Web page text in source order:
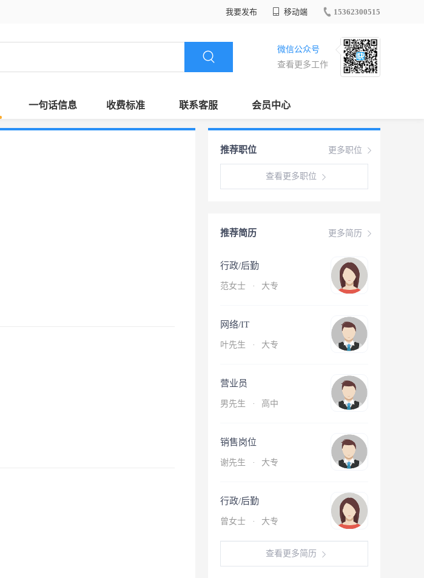
我要发布 移动端 15362300515
微信公众号
查看更多工作
一句话信息 收费标准 联系客服 会员中心
更多职位
推荐职位
查看更多职位
更多简历
推荐简历
行政/后勤
范女士 · 大专
网络/IT
叶先生 · 大专
营业员
男先生 · 高中
销售岗位
谢先生 · 大专
行政/后勤
曾女士 · 大专
查看更多简历